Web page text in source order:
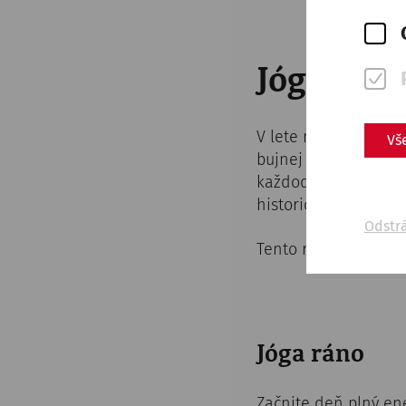
Jóga v
V lete môžete zažiť
bujnej zelene s
každodenného
historickej pôde
Tento rok
Jóga ráno